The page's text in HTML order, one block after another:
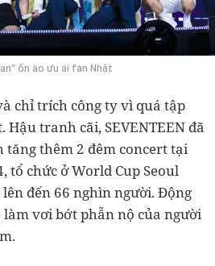
ồn ào ưu ái fan Nhật
chỉ trích công ty vì quá tập
tranh cãi, SEVENTEEN đã
tăng thêm 2 đêm concert tại
tổ chức ở World Cup Seoul
đến 66 nghìn người. Động
vơi bớt phẫn nộ của người